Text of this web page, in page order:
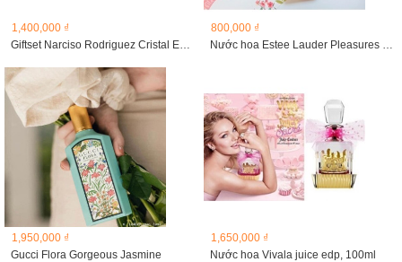
1,400,000 ₫
Giftset Narciso Rodriguez Cristal EDP
800,000 ₫
Nước hoa Estee Lauder Pleasures EDP 30ml
1,950,000 ₫
Gucci Flora Gorgeous Jasmine
1,650,000 ₫
Nước hoa Vivala juice edp, 100ml